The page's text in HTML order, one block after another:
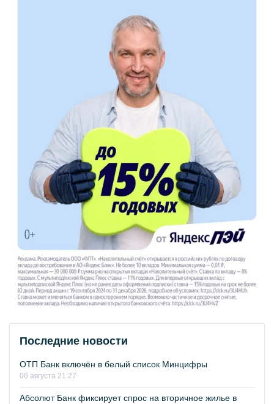
Последние новости
ОТП Банк включён в белый список Минцифры
06 августа 21:27
Абсолют Банк фиксирует спрос на вторичное жилье в